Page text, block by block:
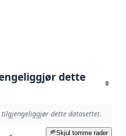
dette
0
dette datasettet.
Skjul tomme rader